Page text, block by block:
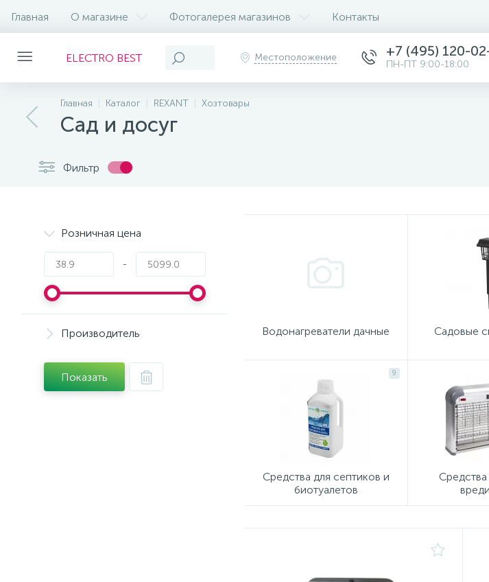
Главная О магазине Фотогалерея магазинов Контакты
ELECTRO BEST Местоположение +7 (495) 120-
ПН-ПТ 9:00-18:00
Главная Каталог REXANT Хозтовары
Сад и досуг
Фильтр
Розничная цена
-
Производитель
Показать
Водонагреватели дачные Садовые
9
Средства для септиков и
биотуалетов